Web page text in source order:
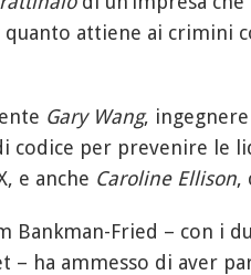
quanto attiene ai crimini
Gary Wang,
codice per prevenire le
e anche Caroline Ellison,
Bankman-Fried – con i
– ha ammesso di aver